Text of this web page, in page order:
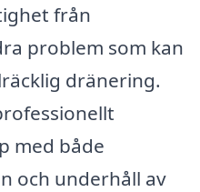
från
problem som kan
dränering.
med både
och underhåll av